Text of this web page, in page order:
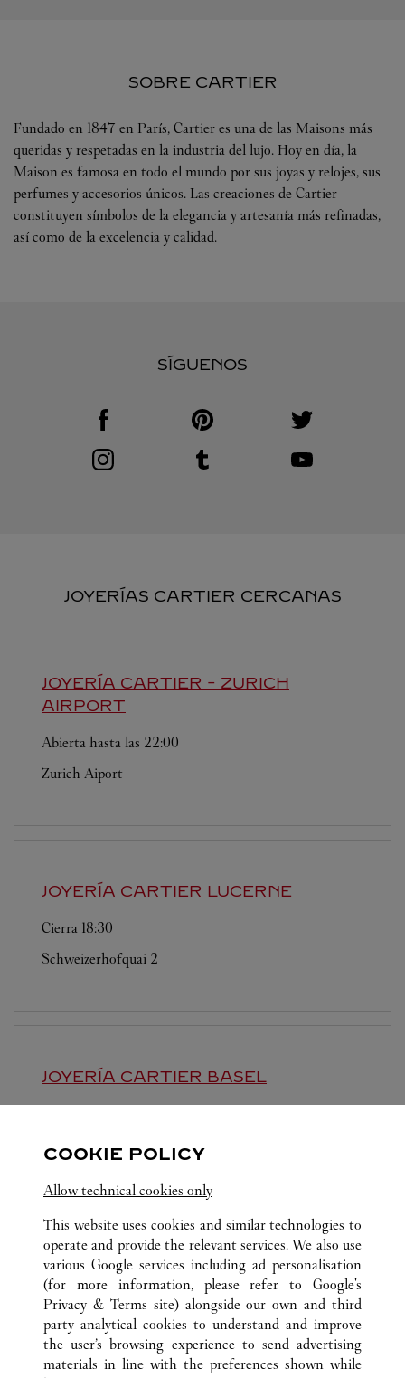
SOBRE CARTIER
Fundado en 1847 en París, Cartier es una de las Maisons más
queridas y respetadas en la industria del lujo. Hoy en día, la
Maison es famosa en todo el mundo por sus joyas y relojes, sus
perfumes y accesorios únicos. Las creaciones de Cartier
constituyen símbolos de la elegancia y artesanía más refinadas,
así como de la excelencia y calidad.
SÍGUENOS
Visit us on Facebook
Link Opens in New Tab
Visit us on Instagram
Link Opens in New Tab
Visit us on Pinterest
Link Opens in New Tab
Visit us on Tumblr
Link Opens in New Tab
Visit us on Twitter
Link Opens in New
JOYERÍAS CARTIER CERCANAS
JOYERÍA CARTIER - ZURICH
AIRPORT
Abierta hasta las 22:00
Zurich Aiport
JOYERÍA CARTIER LUCERNE
Cierra 18:30
Schweizerhofquai 2
JOYERÍA CARTIER BASEL
TODAS LAS UBICACIONES DE CARTIER SUIZA
ZÜRICH
BAHNHOFSTRASSE 47
ATENCIÓN AL CLIENTE
COOKIE POLICY
Allow technical cookies only
This website uses cookies and similar technologies to
operate and provide the relevant services. We also use
various Google services including ad personalisation
(for more information, please refer to Google's
Privacy & Terms site) alongside our own and third
party analytical cookies to understand and improve
the user’s browsing experience to send advertising
materials in line with the preferences shown while